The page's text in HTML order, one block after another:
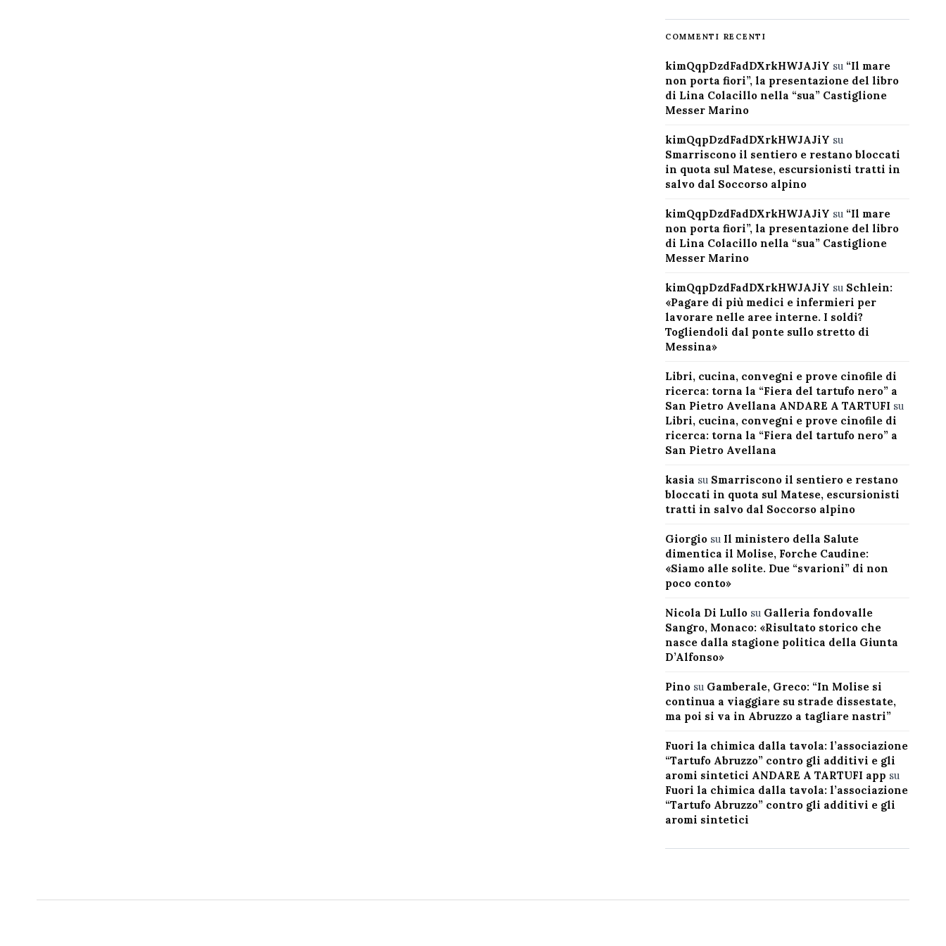
COMMENTI RECENTI
kimQqpDzdFadDXrkHWJAJiY su “Il mare
non porta fiori”, la presentazione del libro
di Lina Colacillo nella “sua” Castiglione
Messer Marino
kimQqpDzdFadDXrkHWJAJiY su
Smarriscono il sentiero e restano bloccati
in quota sul Matese, escursionisti tratti in
salvo dal Soccorso alpino
kimQqpDzdFadDXrkHWJAJiY su “Il mare
non porta fiori”, la presentazione del libro
di Lina Colacillo nella “sua” Castiglione
Messer Marino
kimQqpDzdFadDXrkHWJAJiY su Schlein:
«Pagare di più medici e infermieri per
lavorare nelle aree interne. I soldi?
Togliendoli dal ponte sullo stretto di
Messina»
Libri, cucina, convegni e prove cinofile di
ricerca: torna la “Fiera del tartufo nero” a
San Pietro Avellana ANDARE A TARTUFI su
Libri, cucina, convegni e prove cinofile di
ricerca: torna la “Fiera del tartufo nero” a
San Pietro Avellana
kasia su Smarriscono il sentiero e restano
bloccati in quota sul Matese, escursionisti
tratti in salvo dal Soccorso alpino
Giorgiosu Il ministero della Salute
dimentica il Molise, Forche Caudine:
«Siamo alle solite. Due “svarioni” di non
poco conto»
Nicola Di Lullosu Galleria fondovalle
Sangro, Monaco: «Risultato storico che
nasce dalla stagione politica della Giunta
D’Alfonso»
Pinosu Gamberale, Greco: “In Molise si
continua a viaggiare su strade dissestate,
ma poi si va in Abruzzo a tagliare nastri”
Fuori la chimica dalla tavola: l’associazione
“Tartufo Abruzzo” contro gli additivi e gli
aromi sintetici ANDARE A TARTUFI app su
Fuori la chimica dalla tavola: l’associazione
“Tartufo Abruzzo” contro gli additivi e gli
aromi sintetici